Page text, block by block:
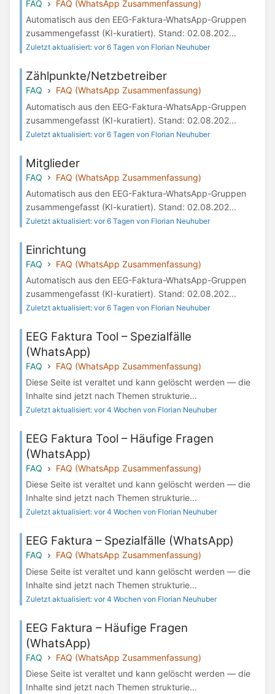
FAQ
FAQ (WhatsApp Zusammenfassung)
Automatisch aus den EEG-Faktura-WhatsApp-Gruppen
zusammengefasst (KI-kuratiert). Stand: 02.08.202...
Zuletzt aktualisiert: vor 6 Tagen von Florian Neuhuber
Zählpunkte/Netzbetreiber
FAQ
FAQ (WhatsApp Zusammenfassung)
Automatisch aus den EEG-Faktura-WhatsApp-Gruppen
zusammengefasst (KI-kuratiert). Stand: 02.08.202...
Zuletzt aktualisiert: vor 6 Tagen von Florian Neuhuber
Mitglieder
FAQ
FAQ (WhatsApp Zusammenfassung)
Automatisch aus den EEG-Faktura-WhatsApp-Gruppen
zusammengefasst (KI-kuratiert). Stand: 02.08.202...
Zuletzt aktualisiert: vor 6 Tagen von Florian Neuhuber
Einrichtung
FAQ
FAQ (WhatsApp Zusammenfassung)
Automatisch aus den EEG-Faktura-WhatsApp-Gruppen
zusammengefasst (KI-kuratiert). Stand: 02.08.202...
Zuletzt aktualisiert: vor 6 Tagen von Florian Neuhuber
EEG Faktura Tool – Spezialfälle
(WhatsApp)
FAQ
FAQ (WhatsApp Zusammenfassung)
Diese Seite ist veraltet und kann gelöscht werden — die
Inhalte sind jetzt nach Themen strukturie...
Zuletzt aktualisiert: vor 4 Wochen von Florian Neuhuber
EEG Faktura Tool – Häufige Fragen
(WhatsApp)
FAQ
FAQ (WhatsApp Zusammenfassung)
Diese Seite ist veraltet und kann gelöscht werden — die
Inhalte sind jetzt nach Themen strukturie...
Zuletzt aktualisiert: vor 4 Wochen von Florian Neuhuber
EEG Faktura – Spezialfälle (WhatsApp)
FAQ
FAQ (WhatsApp Zusammenfassung)
Diese Seite ist veraltet und kann gelöscht werden — die
Inhalte sind jetzt nach Themen strukturie...
Zuletzt aktualisiert: vor 4 Wochen von Florian Neuhuber
EEG Faktura – Häufige Fragen
(WhatsApp)
FAQ
FAQ (WhatsApp Zusammenfassung)
Diese Seite ist veraltet und kann gelöscht werden — die
Inhalte sind jetzt nach Themen strukturie...